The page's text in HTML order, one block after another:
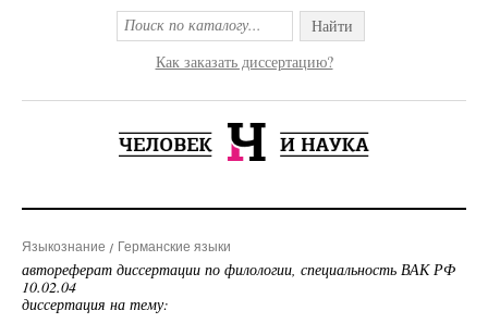
Найти
Как заказать диссертацию?
Языкознание Германские языки
автореферат диссертации по филологии, специальность ВАК РФ
10.02.04
диссертация на тему: